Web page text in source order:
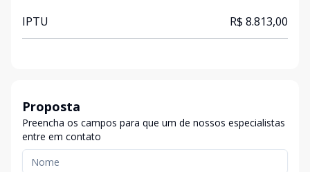
IPTU R$ 8.813,00
Proposta
Preencha os campos para que um de nossos especialistas
entre em contato